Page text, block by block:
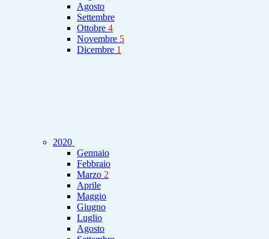
Agosto
Settembre
Ottobre 4
Novembre 5
Dicembre 1
2020
Gennaio
Febbraio
Marzo 2
Aprile
Maggio
Giugno
Luglio
Agosto